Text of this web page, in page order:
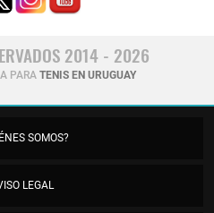
2014 - 2026
PARA TENIS EN URUGUAY
SOMOS?
LEGAL